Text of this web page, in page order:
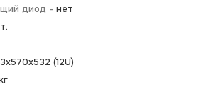
диод - нет
(12U)